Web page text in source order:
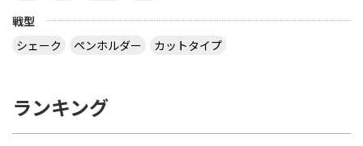
戦型
シェーク
ペンホルダー カットタイプ
ランキング